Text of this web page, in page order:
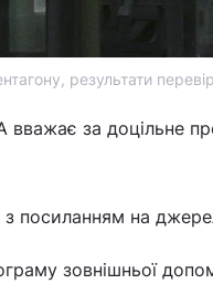
результати
за доцільне
з посиланням на
зовнішньої